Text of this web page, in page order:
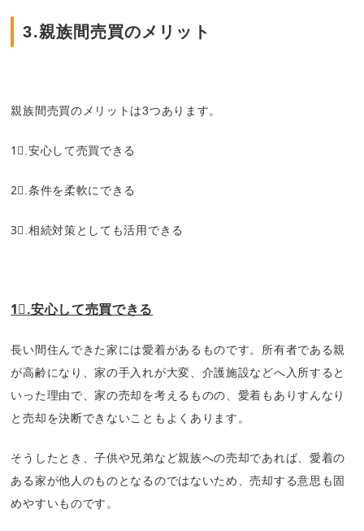
3.親族間売買のメリット
親族間売買のメリットは3つあります。
1⃣.安心して売買できる
2⃣.条件を柔軟にできる
3⃣.相続対策としても活用できる
1⃣.安心して売買できる
長い間住んできた家には愛着があるものです。所有者である親
が高齢になり、家の手入れが大変、介護施設などへ入所すると
いった理由で、家の売却を考えるものの、愛着もありすんなり
と売却を決断できないこともよくあります。
そうしたとき、子供や兄弟など親族への売却であれば、愛着の
ある家が他人のものとなるのではないため、売却する意思も固
めやすいものです。